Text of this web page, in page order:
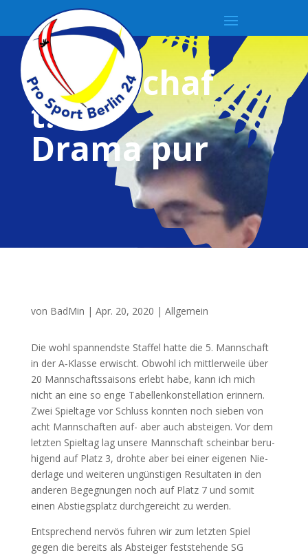
5.
Mannschaf
t:
Drama pur
von BadMin | Apr. 20, 2020 | Allgemein
Die wohl span­nends­te Staf­fel hat­te die 5. Mann­schaft
in der A‑Klasse erwischt. Obwohl ich mitt­ler­wei­le über
20 Mann­schafts­sai­sons erlebt habe, kann ich mich
nicht an eine so enge Tabel­len­kon­stel­la­ti­on erin­nern.
Zwei Spiel­ta­ge vor Schluss konn­ten noch sie­ben von
acht Mann­schaf­ten auf- aber auch abstei­gen. Vor dem
letz­ten Spiel­tag lag unse­re Mann­schaft schein­bar beru­
hi­gend auf Platz 3, droh­te aber bei einer eige­nen Nie­
der­la­ge und wei­te­ren ungüns­ti­gen Resul­ta­ten in den
ande­ren Begeg­nun­gen noch auf Platz 7 und somit
einen Abstiegs­platz durch­ge­reicht zu werden.
Ent­spre­chend ner­vös fuh­ren wir zum letz­ten Spiel
gegen die bereits als Abstei­ger fest­ste­hen­de SG